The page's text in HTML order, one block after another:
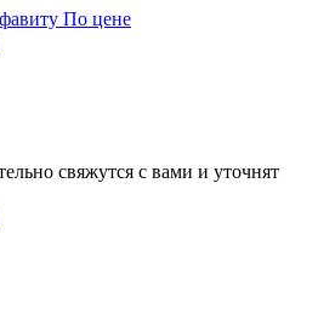
По цене
свяжутся с вами и уточнят